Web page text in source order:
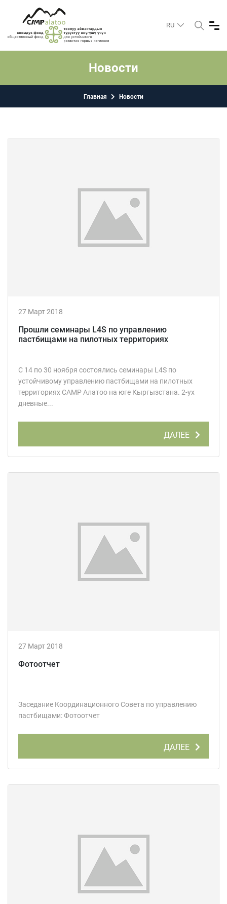
RU
Новости
Главная Новости
27 Март 2018
Прошли семинары L4S по управлению
пастбищами на пилотных территориях
С 14 по 30 ноября состоялись семинары L4S по
устойчивому управлению пастбищами на пилотных
территориях САМР Алатоо на юге Кыргызстана. 2-ух
дневные...
ДАЛЕЕ
27 Март 2018
Фотоотчет
Заседание Координационного Совета по управлению
пастбищами: Фотоотчет
ДАЛЕЕ